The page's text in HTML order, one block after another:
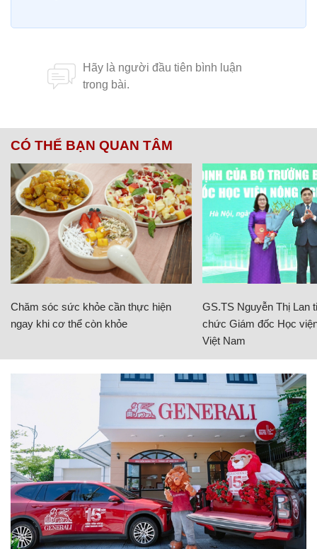
CÓ THỂ BẠN QUAN TÂM
Chăm sóc sức khỏe cần thực hiện
ngay khi cơ thể còn khỏe
GS.TS Nguyễn Thị Lan
chức Giám đốc Học
Việt Nam